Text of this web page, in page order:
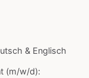
& Englisch
(m/w/d):